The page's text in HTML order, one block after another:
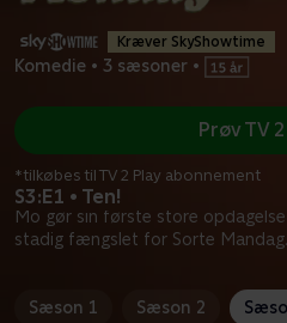
Kræver SkyShowtime
Komedie • 3 sæsoner •
S3:E1 • Ten!
Mo gør sin første store
stadig fængslet for Sorte
Prøv TV
*tilkøbes til TV 2 Play abonnement
Sæson 1 Sæson 2